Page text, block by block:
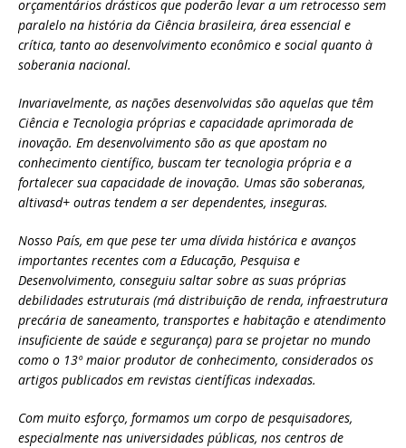
orçamentários drásticos que poderão levar a um retrocesso sem
paralelo na história da Ciência brasileira, área essencial e
crítica, tanto ao desenvolvimento econômico e social quanto à
soberania nacional.
Invariavelmente, as nações desenvolvidas são aquelas que têm
Ciência e Tecnologia próprias e capacidade aprimorada de
inovação. Em desenvolvimento são as que apostam no
conhecimento científico, buscam ter tecnologia própria e a
fortalecer sua capacidade de inovação. Umas são soberanas,
altivasd+ outras tendem a ser dependentes, inseguras.
Nosso País, em que pese ter uma dívida histórica e avanços
importantes recentes com a Educação, Pesquisa e
Desenvolvimento, conseguiu saltar sobre as suas próprias
debilidades estruturais (má distribuição de renda, infraestrutura
precária de saneamento, transportes e habitação e atendimento
insuficiente de saúde e segurança) para se projetar no mundo
como o 13º maior produtor de conhecimento, considerados os
artigos publicados em revistas científicas indexadas.
Com muito esforço, formamos um corpo de pesquisadores,
especialmente nas universidades públicas, nos centros de